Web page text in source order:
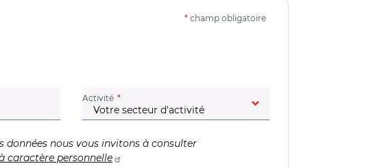
* champ obligatoire
Activité (champ obligatoire)
nous vous invitons à consulter
caractère personnelle